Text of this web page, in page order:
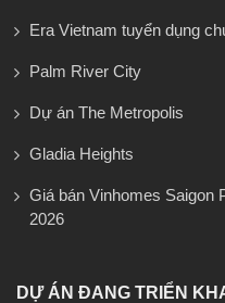
Era Vietnam tuyển dụng
Palm River City
Dự án The Metropolis
Gladia Heights
Giá bán Vinhomes Saigon
2026
DỰ ÁN ĐANG TRIỂN